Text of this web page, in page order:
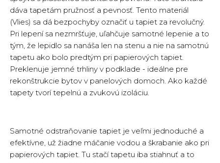
dáva tapetám pružnosť a pevnosť. Tento materiál
(Vlies) sa dá bezpochyby označiť u tapiet za revolučný.
Pri lepení sa nezmršťuje, uľahčuje samotné lepenie a to
tým, že lepidlo sa nanáša len na stenu a nie na samotnú
tapetu ako bolo predtým pri papierových tapiet.
Preklenuje jemné trhliny v podklade - ideálne pre
rekonštrukcie bytov v panelových domoch. Ako každé
tapety tvorí tepelnú a zvukovú izoláciu.
Samotné odstraňovanie tapiet je veľmi jednoduché a
efektívne, už žiadne máčanie vodou a škrabanie ako pri
papierových tapiet. Tu stačí tapetu iba stiahnuť a to